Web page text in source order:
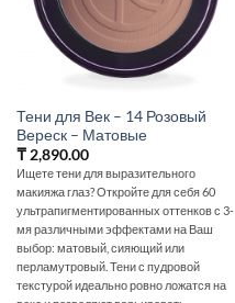
Тени для Век – 14 Розовый
Вереск – Матовые
₸2,890.00
Ищете тени для выразительного
макияжа глаз? Откройте для себя 60
ультрапигментированных оттенков с 3-
мя различными эффектами на Ваш
выбор: матовый, сияющий или
перламутровый. Тени с пудровой
текстурой идеально ровно ложатся на